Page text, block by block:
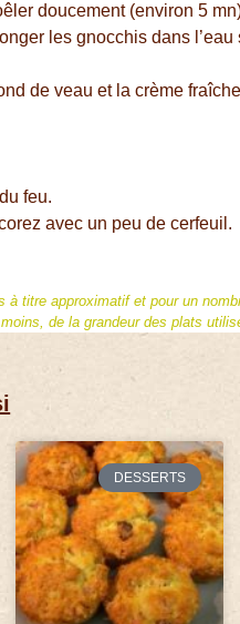
doucement (environ 5
les gnocchis dans
de veau et la crème
feu.
avec un peu de cerfeuil.
à titre approximatif et pour un
de la grandeur des plats
DESSERTS